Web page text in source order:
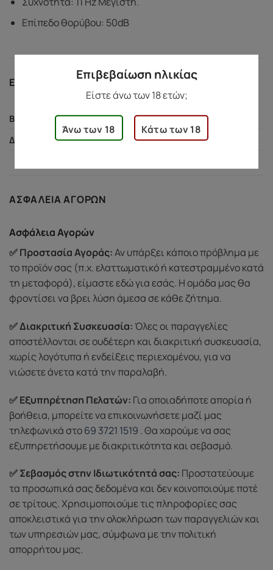
Επίπεδο θορύβου: 50dB
ΕΠΙΠΛΈΟΝ ΠΛΗΡΟΦΟΡΊΕΣ
ΒΆΡΟΣ
295 γρ.
ΔΙΑΣΤΆΣΕΙΣ
5,5 × 13,8 × 18,8 εκ.
ΑΣΦΆΛΕΙΑ ΑΓΟΡΏΝ
Ασφάλεια Αγορών
✅ Προστασία Αγοράς:Αν υπάρξει κάποιο πρόβλημα με
το προϊόν σας (π.χ. ελαττωματικό ή κατεστραμμένο κατά
τη μεταφορά), είμαστε εδώ για εσάς. Η ομάδα μας θα
φροντίσει να βρει λύση άμεσα σε κάθε ζήτημα.
✅ Διακριτική Συσκευασία:Όλες οι παραγγελίες
αποστέλλονται σε ουδέτερη και διακριτική συσκευασία,
χωρίς λογότυπα ή ενδείξεις περιεχομένου, για να
νιώσετε άνετα κατά την παραλαβή.
✅ Εξυπηρέτηση Πελατών: Για οποιαδήποτε απορία ή
βοήθεια, μπορείτε να επικοινωνήσετε μαζί μας
τηλεφωνικά στο69 3721 1519 . Θα χαρούμε να σας
εξυπηρετήσουμε με διακριτικότητα και σεβασμό.
✅ Σεβασμός στην Ιδιωτικότητά σας: Προστατεύουμε
τα προσωπικά σας δεδομένα και δεν κοινοποιούμε ποτέ
σε τρίτους. Χρησιμοποιούμε τις πληροφορίες σας
αποκλειστικά για την ολοκλήρωση των παραγγελιών και
των υπηρεσιών μας, σύμφωνα με την πολιτική
απορρήτου μας.
Επιβεβαίωση ηλικίας
Είστε άνω των 18 ετών;
Άνω των 18 Κάτω των 18